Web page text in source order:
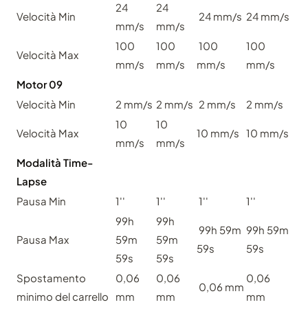
Velocità Min
24
mm/s
24
mm/s
24 mm/s 24 mm/s
Velocità Max
100
mm/s
100
mm/s
100
mm/s
100
mm/s
Motor 09
Velocità Min
2 mm/s 2 mm/s 2 mm/s 2 mm/s
Velocità Max
10
mm/s
10
mm/s
10 mm/s 10 mm/s
Modalità Time-
Lapse
Pausa Min
1'' 1'' 1'' 1''
Pausa Max
99h
59m
59s
99h
59m
59s
99h 59m
59s
99h 59m
59s
Spostamento
minimo del carrello
0,06
mm
0,06
mm
0,06 mm
0,06
mm